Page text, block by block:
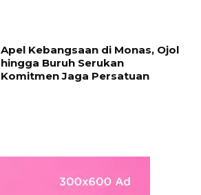
Apel Kebangsaan di Monas, Ojol
hingga Buruh Serukan
Komitmen Jaga Persatuan